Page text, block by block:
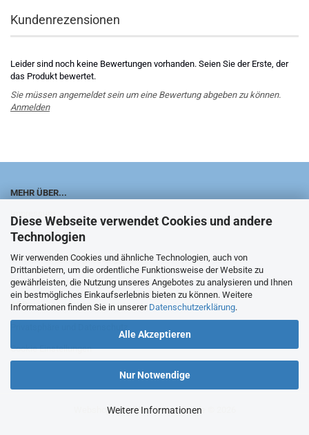
Diese Webseite verwendet Cookies und andere
Technologien
Wir verwenden Cookies und ähnliche Technologien, auch von
Drittanbietern, um die ordentliche Funktionsweise der Website zu
gewährleisten, die Nutzung unseres Angebotes zu analysieren und Ihnen
ein bestmögliches Einkaufserlebnis bieten zu können. Weitere
Informationen finden Sie in unserer Datenschutzerklärung.
Alle Akzeptieren
Nur Notwendige
Weitere Informationen
Kundenrezensionen
Leider sind noch keine Bewertungen vorhanden. Seien Sie der Erste, der
das Produkt bewertet.
Sie müssen angemeldet sein um eine Bewertung abgeben zu können.
Anmelden
MEHR ÜBER...
Impressum
Kontakt
Versand- & Zahlungsbedingungen
Widerrufsrecht & Widerrufsformular
AGB
Cookie Einstellungen
Webshop erstellenmit Gambio.de © 2026